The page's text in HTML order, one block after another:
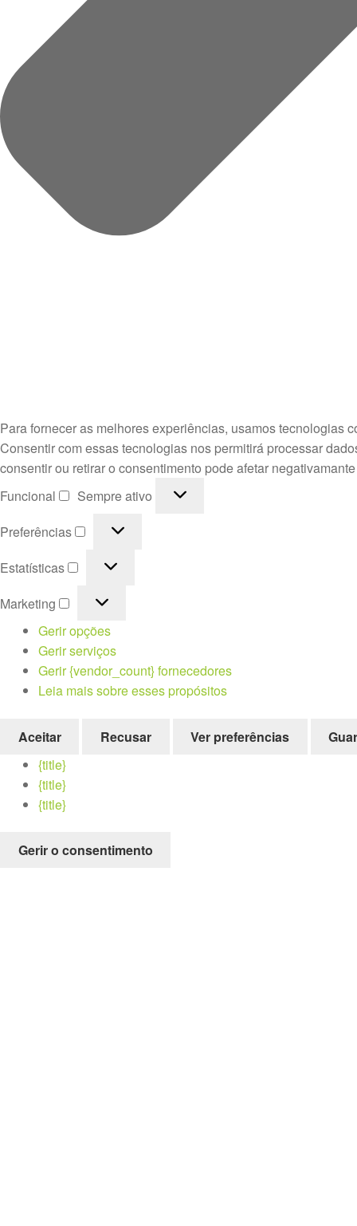
Para fornecer as melhores experiências, usamos tecnologias
Consentir com essas tecnologias nos permitirá processar
consentir ou retirar o consentimento pode afetar
Funcional
Funcional
Sempre ativo
Preferências
Preferências
Estatísticas Estatísticas
Marketing
Marketing
Gerir opções
Gerir serviços
Gerir {vendor_count} fornecedores
Leia mais sobre esses propósitos
Aceitar Recusar Ver preferências
{title}
{title}
{title}
Gerir o consentimento